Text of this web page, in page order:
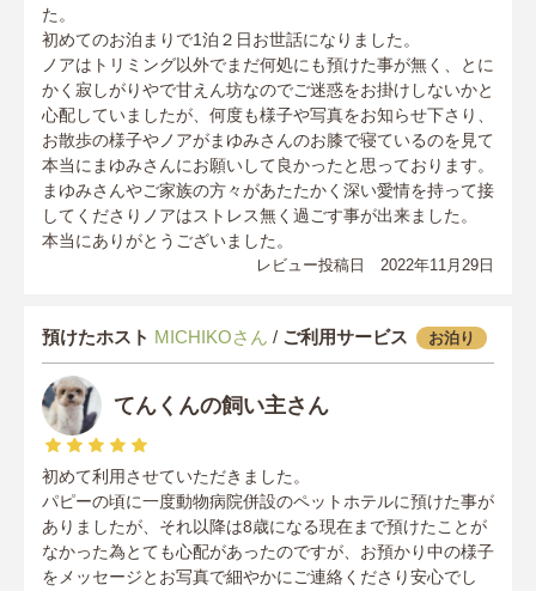
た。
初めてのお泊まりで1泊２日お世話になりました。
ノアはトリミング以外でまだ何処にも預けた事が無く、とに
かく寂しがりやで甘えん坊なのでご迷惑をお掛けしないかと
心配していましたが、何度も様子や写真をお知らせ下さり、
お散歩の様子やノアがまゆみさんのお膝で寝ているのを見て
本当にまゆみさんにお願いして良かったと思っております。
まゆみさんやご家族の方々があたたかく深い愛情を持って接
してくださりノアはストレス無く過ごす事が出来ました。
本当にありがとうございました。
レビュー投稿日 2022年11月29日
預けたホスト MICHIKOさん / ご利用サービス お泊り
てんくんの飼い主さん
初めて利用させていただきました。
パピーの頃に一度動物病院併設のペットホテルに預けた事が
ありましたが、それ以降は8歳になる現在まで預けたことが
なかった為とても心配があったのですが、お預かり中の様子
をメッセージとお写真で細やかにご連絡くださり安心でし